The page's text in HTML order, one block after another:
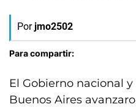
Por jmo2502
Para compartir:
El Gobierno nacional
Buenos Aires